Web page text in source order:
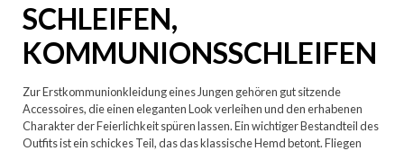
SCHLEIFEN,
KOMMUNIONSSCHLEIFEN
Zur Erstkommunionkleidung eines Jungen gehören gut sitzende
Accessoires, die einen eleganten Look verleihen und den erhabenen
Charakter der Feierlichkeit spüren lassen. Ein wichtiger Bestandteil des
Outfits ist ein schickes Teil, das das klassische Hemd betont. Fliegen